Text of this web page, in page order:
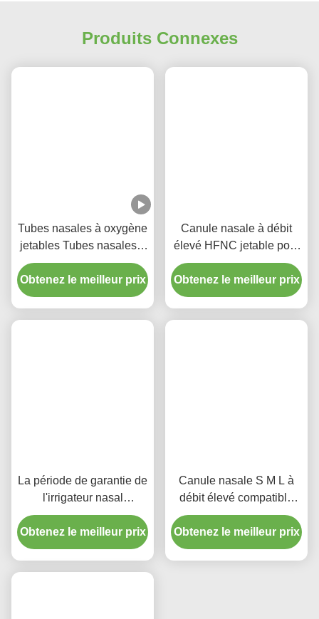
Produits Connexes
Tubes nasales à oxygène
jetables Tubes nasales à
oxygène Canules
nasales à fort débit à
usage médical
Obtenez le meilleur prix
Canule nasale à débit
élevé HFNC jetable pour
adulte et enfant
Obtenez le meilleur prix
La période de garantie de
l'irrigateur nasal
électrique endotrachéal et
trachéostomique est de
cinq ans.
Obtenez le meilleur prix
Canule nasale S M L à
débit élevé compatible
avec diverses sources
d'oxygène, ventilateurs,
période de garantie cinq
Obtenez le meilleur prix